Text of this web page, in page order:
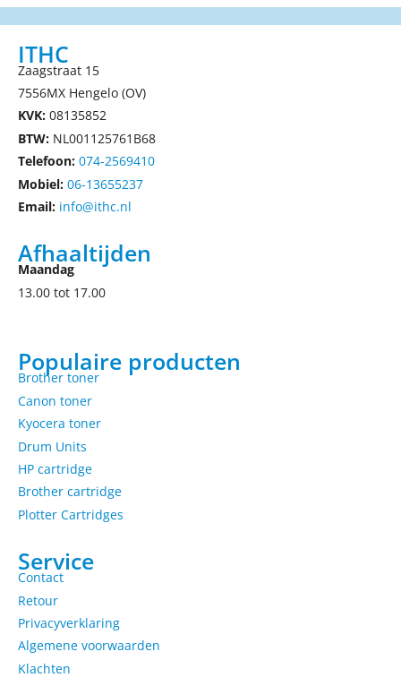
ITHC
Zaagstraat 15
7556MX Hengelo (OV)
KVK: 08135852
BTW: NL001125761B68
Telefoon: 074-2569410
Mobiel: 06-13655237
Email: info@ithc.nl
Afhaaltijden
Maandag
13.00 tot 17.00
Populaire producten
Brother toner
Canon toner
Kyocera toner
Drum Units
HP cartridge
Brother cartridge
Plotter Cartridges
Service
Contact
Retour
Privacyverklaring
Algemene voorwaarden
Klachten